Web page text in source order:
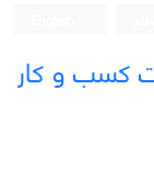
کسب و کار